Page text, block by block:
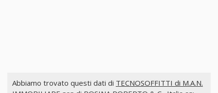
Abbiamo trovato questi dati di TECNOSOFFITTI di M.A.N.